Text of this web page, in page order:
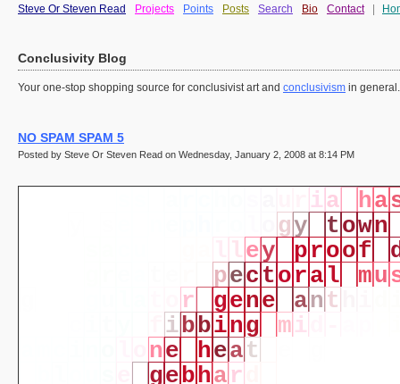
Steve Or Steven Read Projects Points Posts Search Bio Contact
Conclusivity Blog
Your one-stop shopping source for conclusivist art and conclusivism in
NO SPAM SPAM 5
Posted by Steve Or Steven Read on Wednesday, January 2, 2008 at 8:14 PM
ia ha
gy town
ley proof
pec toral mu
r gene an t
ibbing mi
ne heat
gebha r